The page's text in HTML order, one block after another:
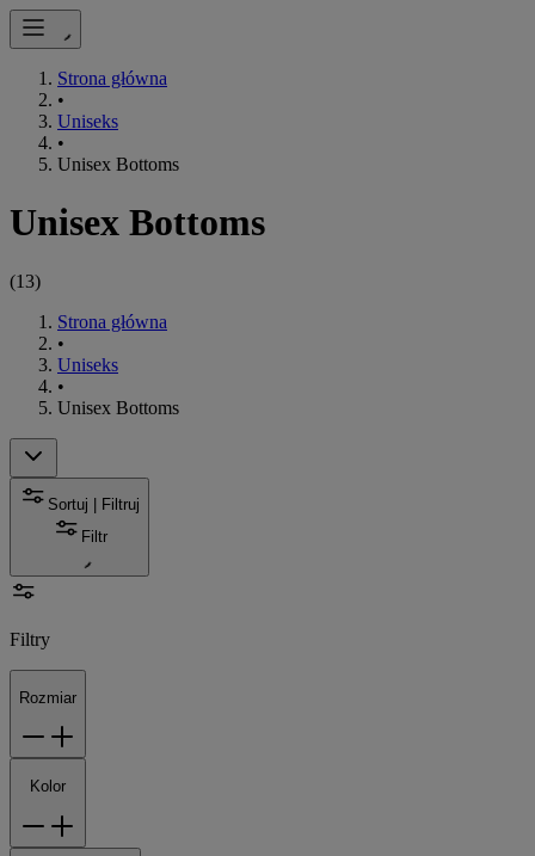
Strona główna
•
Uniseks
•
Unisex Bottoms
Unisex Bottoms
(13)
Strona główna
•
Uniseks
•
Unisex Bottoms
Sortuj | Filtruj
Filtr
Filtry
Rozmiar
Kolor